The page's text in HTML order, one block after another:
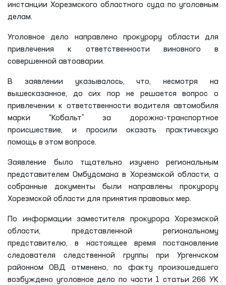
инстанции Хорезмского областного суда по уголовным
делам.
Уголовное дело направлено прокурору области для
привлечения к ответственности виновного в
совершенной автоаварии.
В заявлении указывалось, что, несмотря на
вышесказанное, до сих пор не решается вопрос о
привлечении к ответственности водителя автомобиля
марки “Кобальт” за дорожно-транспортное
происшествие, и просили оказать практическую
помощь в этом вопросе.
Заявление было тщательно изучено региональным
представителем Омбудсмана в Хорезмской области, а
собранные документы были направлены прокурору
Хорезмской области для принятия правовых мер.
По информации заместителя прокурора Хорезмской
области, представленной региональному
представителю, в настоящее время постановление
следователя следственной группы при Ургенчском
районном ОВД отменено, по факту произошедшего
возбуждено уголовное дело по части 1 статьи 266 УК